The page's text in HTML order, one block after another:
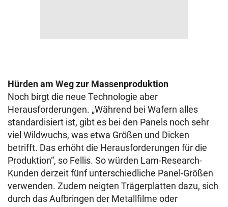
Hürden am Weg zur Massenproduktion
Noch birgt die neue Technologie aber
Herausforderungen. „Während bei Wafern alles
standardisiert ist, gibt es bei den Panels noch sehr
viel Wildwuchs, was etwa Größen und Dicken
betrifft. Das erhöht die Herausforderungen für die
Produktion“, so Fellis. So würden Lam-Research-
Kunden derzeit fünf unterschiedliche Panel-Größen
verwenden. Zudem neigten Trägerplatten dazu, sich
durch das Aufbringen der Metallfilme oder